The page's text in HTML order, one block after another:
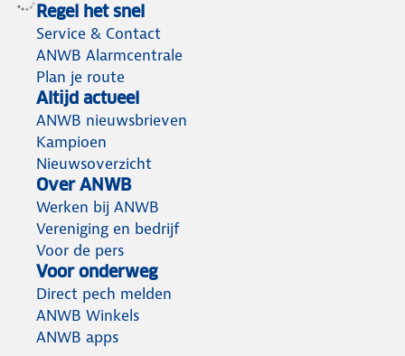
Regel het snel
Service & Contact
ANWB Alarmcentrale
Plan je route
Altijd actueel
ANWB nieuwsbrieven
Kampioen
Nieuwsoverzicht
Over ANWB
Werken bij ANWB
Vereniging en bedrijf
Voor de pers
Voor onderweg
Direct pech melden
ANWB Winkels
ANWB apps